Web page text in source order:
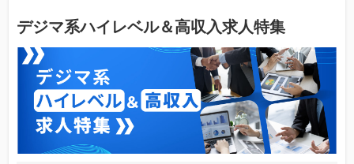
デジマ系ハイレベル＆高収入求人特集